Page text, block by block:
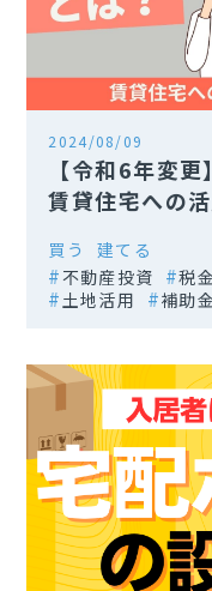
2024/08/09
【令和6年変
賃貸住宅への
買う
建てる
不動産投資
税金
土地活用
補助